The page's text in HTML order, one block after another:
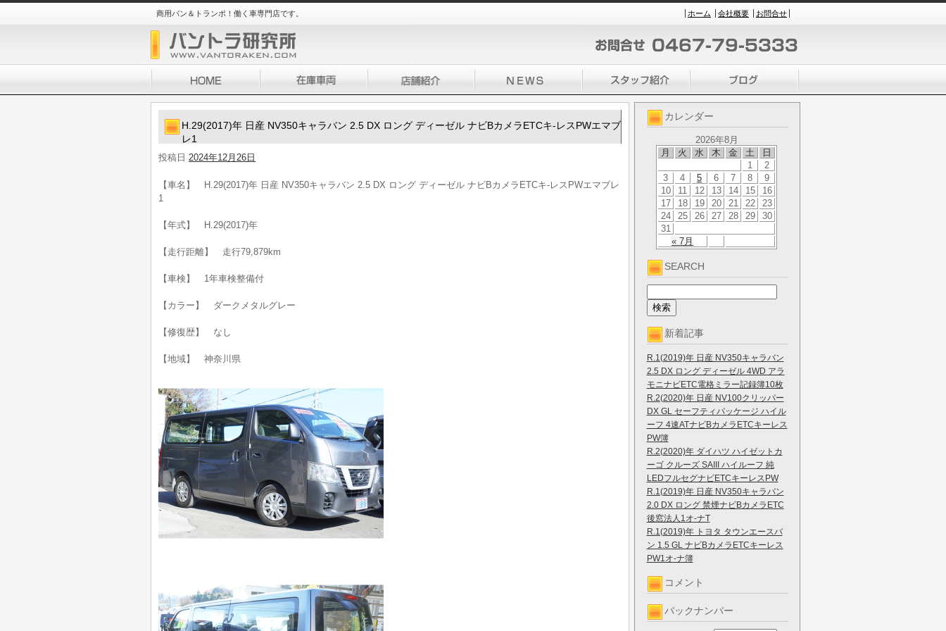
商用バン＆トランポ！働く車専門店です。 ホーム 会社概要 お問合せ
カレンダー
2026年8月
月
火 水 木 金 土 日
« 7月
1
2
3
4 5 6 7 8
9
10
11 12 13 14 15
16
17
18 19 20 21 22
23
24
25 26 27 28 29
30
31
SEARCH
新着記事
R.1(2019)年 日産 NV350キャラバン
2.5 DX ロング ディーゼル 4WD アラ
モニナビETC電格ミラー記録簿10枚
R.2(2020)年 日産 NV100クリッパー
DX GL セーフティパッケージ ハイル
ーフ 4速ATナビBカメラETCキーレス
PW簿
R.2(2020)年 ダイハツ ハイゼットカ
ーゴ クルーズ SAIII ハイルーフ 純
LEDフルセグナビETCキーレスPW
R.1(2019)年 日産 NV350キャラバン
2.0 DX ロング 禁煙ナビBカメラETC
後窓法人1オ-ナT
R.1(2019)年 トヨタ タウンエースバ
ン 1.5 GL ナビBカメラETCキーレス
PW1オ-ナ簿
コメント
バックナンバー
H.29(2017)年 日産 NV350キャラバン 2.5 DX ロング ディーゼル ナビBカメラETCキ-レスPWエマブ
レ1
投稿日 2024年12月26日
【車名】 H.29(2017)年 日産 NV350キャラバン 2.5 DX ロング ディーゼル ナビBカメラETCキ-レスPWエマブレ
1
【年式】 H.29(2017)年
【走行距離】 走行79,879km
【車検】 1年車検整備付
【カラー】 ダークメタルグレー
【修復歴】 なし
【地域】 神奈川県